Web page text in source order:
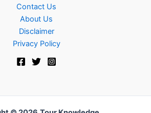
Contact Us
About Us
Disclaimer
Privacy Policy